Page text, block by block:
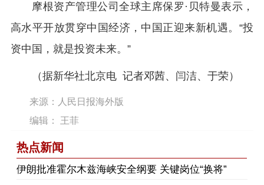
摩根资产管理公司全球主席保罗·贝特曼表示，
高水平开放贯穿中国经济，中国正迎来新机遇。“投
资中国，就是投资未来。”
（据新华社北京电 记者邓茜、闫洁、于荣）
来源：人民日报海外版
编辑： 王菲
热点新闻
伊朗批准霍尔木兹海峡安全纲要 关键岗位“换将”